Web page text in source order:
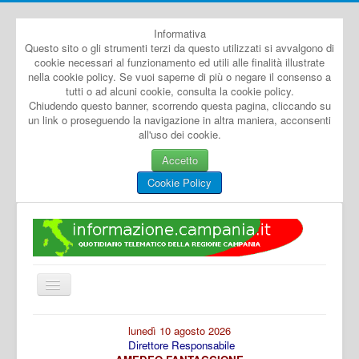
Informativa
Questo sito o gli strumenti terzi da questo utilizzati si avvalgono di
cookie necessari al funzionamento ed utili alle finalità illustrate
nella cookie policy. Se vuoi saperne di più o negare il consenso a
tutti o ad alcuni cookie, consulta la cookie policy.
Chiudendo questo banner, scorrendo questa pagina, cliccando su
un link o proseguendo la navigazione in altra maniera, acconsenti
all'uso dei cookie.
Accetto
Cookie Policy
Cambia
navigazione
lunedì 10 agosto 2026
Direttore Responsabile